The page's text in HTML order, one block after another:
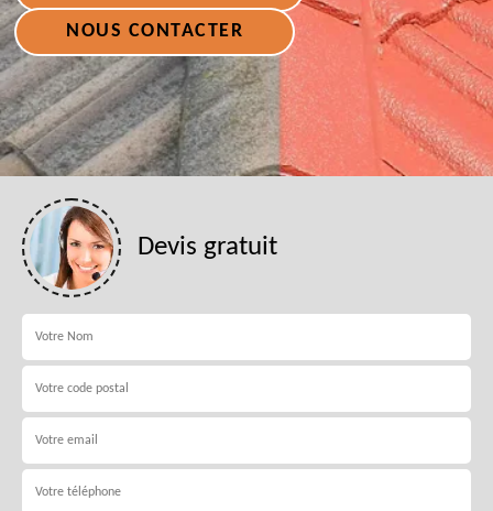
NOUS CONTACTER
Devis gratuit